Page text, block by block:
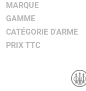
MARQUE
GAMME
CATÉGORIE D'ARME
PRIX TTC